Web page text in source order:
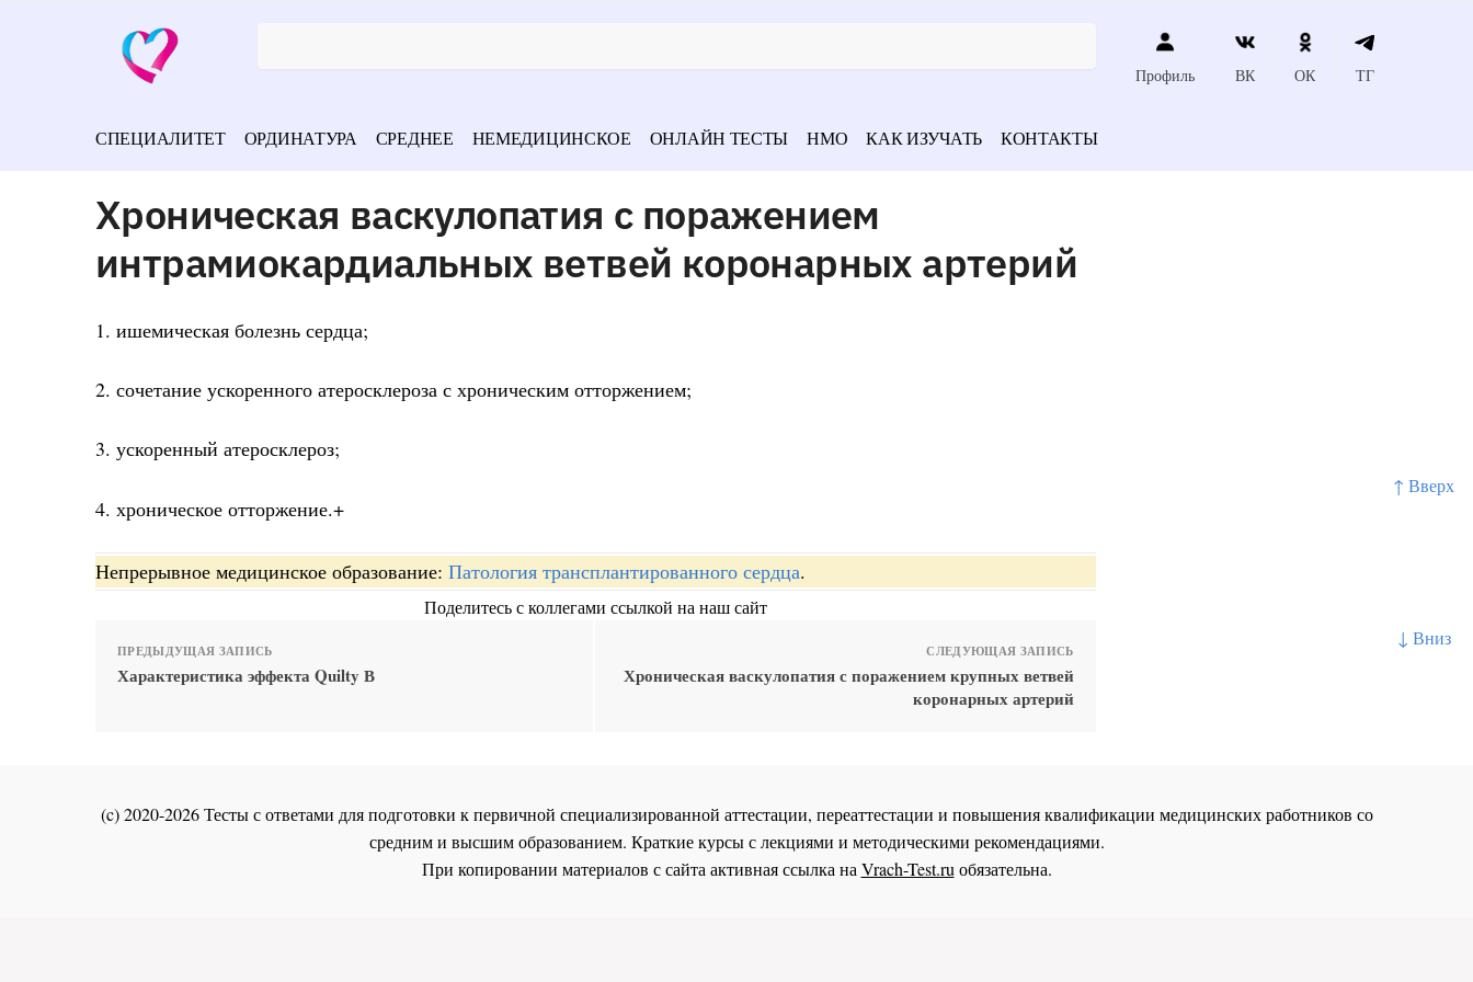
↑ Вверх
↓ Вниз
Профиль ВК ОК ТГ
СПЕЦИАЛИТЕТ ОРДИНАТУРА СРЕДНЕЕ НЕМЕДИЦИНСКОЕ ОНЛАЙН ТЕСТЫ НМО КАК ИЗУЧАТЬ КОНТАКТЫ
Хроническая васкулопатия с поражением
интрамиокардиальных ветвей коронарных артерий
1. ишемическая болезнь сердца;
2. сочетание ускоренного атеросклероза с хроническим отторжением;
3. ускоренный атеросклероз;
4. хроническое отторжение.+
Непрерывное медицинское образование: Патология трансплантированного сердца.
Поделитесь с коллегами ссылкой на наш сайт
ПРЕДЫДУЩАЯ ЗАПИСЬ
Характеристика эффекта Quilty В
СЛЕДУЮЩАЯ ЗАПИСЬ
Хроническая васкулопатия с поражением крупных ветвей
коронарных артерий
(c) 2020-2026 Тесты с ответами для подготовки к первичной специализированной аттестации, переаттестации и повышения квалификации медицинских работников со
средним и высшим образованием. Краткие курсы с лекциями и методическими рекомендациями.
При копировании материалов с сайта активная ссылка наVrach-Test.ruобязательна.